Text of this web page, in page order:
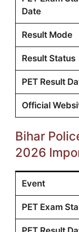
Date
Result Mode
Result Status
PET Result
Official
Bihar
2026
Event
PET Exam